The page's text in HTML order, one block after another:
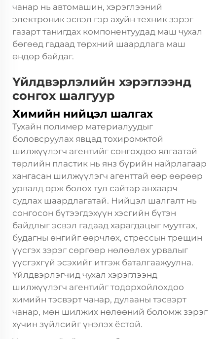
чанар нь автомашин, хэрэглээний
электроник эсвэл гэр ахуйн техник зэрэг
газарт танигдах компонентуудад маш чухал
бөгөөд гадаад төрхний шаардлага маш
өндөр байдаг.
Үйлдвэрлэлийн хэрэглээнд
сонгох шалгуур
Химийн нийцэл шалгах
Тухайн полимер материалуудыг
боловсруулах явцад тохиромжтой
шилжүүлэгч агентийг сонгохдоо ялгаатай
төрлийн пластик нь янз бүрийн найрлагаар
хангасан шилжүүлэгч агенттай өөр өөрөөр
урвалд орж болох тул сайтар анхаарч
судлах шаардлагатай. Нийцэл шалгалт нь
сонгосон бүтээгдэхүүн хэсгийн бүтэн
байдлыг эсвэл гадаад харагдацыг муутгах,
будагны өнгийг өөрчлөх, стрессын трещин
үүсгэх зэрэг сөргөөр нөлөөлөх урвалыг
үүсгэхгүй эсэхийг итгэж баталгаажуулна.
Үйлдвэрлэгчид чухал хэрэглээнд
шилжүүлэгч агентийг тодорхойлохдоо
химийн тэсвэрт чанар, дулааны тэсвэрт
чанар, мөн шилжих нөлөөний боломж зэрэг
хүчин зүйлсийг үнэлэх ёстой.